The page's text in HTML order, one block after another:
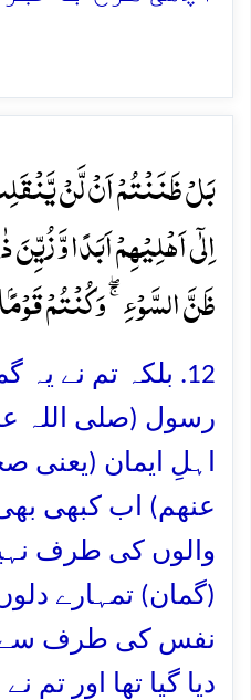
بَلۡ ظَنَنۡتُمۡ اَنۡ لَّنۡ
اِلٰۤی اَہۡلِیۡہِمۡ اَبَدًا وَّ
ظَنَّ السَّوۡءِ ۚۖ وَ کُنۡتُمۡ قَوۡمًۢا
12. بلکہ تم نے یہ
رسول (صلی اللہ
اہلِ ایمان (یعنی
عنھم) اب کبھی
والوں کی طرف
(گمان) تمہارے
نفس کی طرف سے)
دیا گیا تھا اور تم